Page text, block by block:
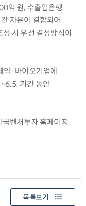
억 원, 수출입은행
자본이 결합되어
시 우선 결성방식이
약·바이오기업에
기간 동안
벤처투자 홈페이지
목록보기